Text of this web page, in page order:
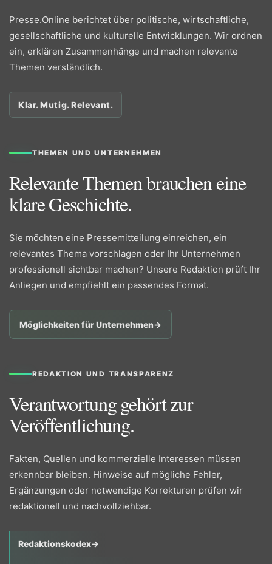
Presse.Online berichtet über politische, wirtschaftliche,
gesellschaftliche und kulturelle Entwicklungen. Wir ordnen
ein, erklären Zusammenhänge und machen relevante
Themen verständlich.
Klar. Mutig. Relevant.
THEMEN UND UNTERNEHMEN
Relevante Themen brauchen eine
klare Geschichte.
Sie möchten eine Pressemitteilung einreichen, ein
relevantes Thema vorschlagen oder Ihr Unternehmen
professionell sichtbar machen? Unsere Redaktion prüft Ihr
Anliegen und empfiehlt ein passendes Format.
Möglichkeiten für Unternehmen→
REDAKTION UND TRANSPARENZ
Verantwortung gehört zur
Veröffentlichung.
Fakten, Quellen und kommerzielle Interessen müssen
erkennbar bleiben. Hinweise auf mögliche Fehler,
Ergänzungen oder notwendige Korrekturen prüfen wir
redaktionell und nachvollziehbar.
Redaktionskodex→